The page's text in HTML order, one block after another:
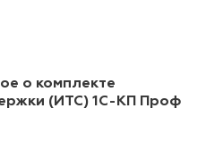
о комплекте
(ИТС) 1С-КП Проф